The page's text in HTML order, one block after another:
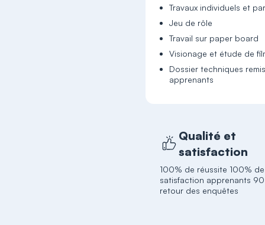
Travaux individuels et
Jeu de rôle
Travail sur paper board
Visionage et étude de
Dossier techniques
apprenants
Qualité et
satisfaction
100% de réussite 100% de
satisfaction apprenants
retour des enquêtes